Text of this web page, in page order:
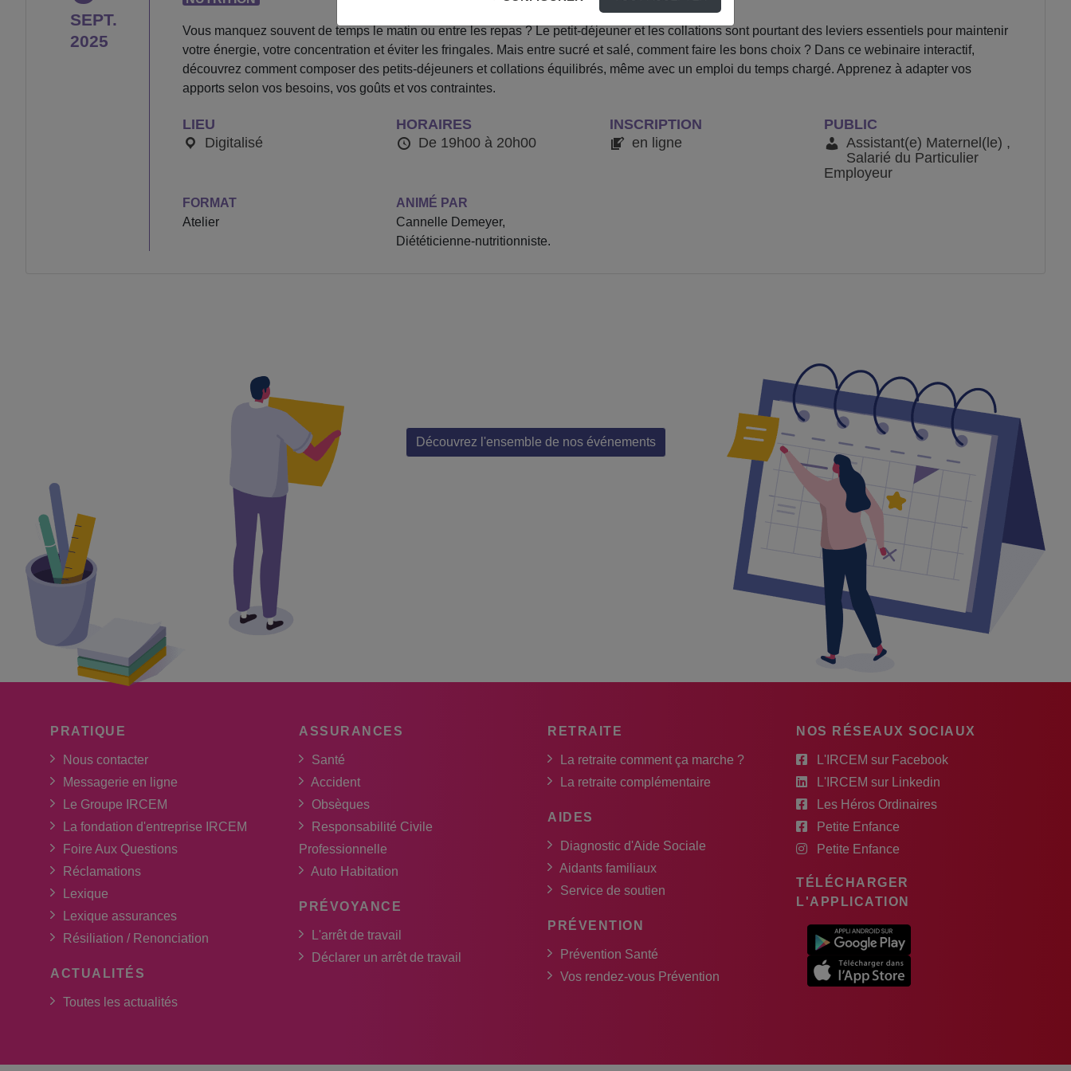
SEPT.
2025
Vous manquez souvent de temps le matin ou entre les repas ? Le petit-déjeuner et les collations sont pourtant des leviers essentiels pour maintenir
votre énergie, votre concentration et éviter les fringales. Mais entre sucré et salé, comment faire les bons choix ? Dans ce webinaire interactif,
découvrez comment composer des petits-déjeuners et collations équilibrés, même avec un emploi du temps chargé. Apprenez à adapter vos
apports selon vos besoins, vos goûts et vos contraintes.
LIEU
Digitalisé
HORAIRES
De 19h00 à 20h00
INSCRIPTION
en ligne
PUBLIC
Assistant(e) Maternel(le) ,
Salarié du Particulier
Employeur
FORMAT
Atelier
ANIMÉ PAR
Cannelle Demeyer,
Diététicienne-nutritionniste.
Découvrez l'ensemble de nos événements
PRATIQUE
Nous contacter
Messagerie en ligne
Le Groupe IRCEM
La fondation d'entreprise IRCEM
Foire Aux Questions
Réclamations
Lexique
Lexique assurances
Résiliation / Renonciation
ACTUALITÉS
Toutes les actualités
ASSURANCES
Santé
Accident
Obsèques
Responsabilité Civile
Professionnelle
Auto Habitation
PRÉVOYANCE
L'arrêt de travail
Déclarer un arrêt de travail
RETRAITE
La retraite comment ça marche ?
La retraite complémentaire
AIDES
Diagnostic d'Aide Sociale
Aidants familiaux
Service de soutien
PRÉVENTION
Prévention Santé
Vos rendez-vous Prévention
NOS RÉSEAUX SOCIAUX
L'IRCEM sur Facebook
L'IRCEM sur Linkedin
Les Héros Ordinaires
Petite Enfance
Petite Enfance
TÉLÉCHARGER
L'APPLICATION